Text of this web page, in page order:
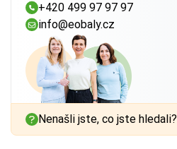
+420 499 97 97 97
info@eobaly.cz
Nenašli jste, co jste hledali?